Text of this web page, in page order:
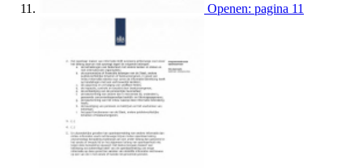
Openen: pagina 11